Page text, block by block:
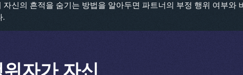
자신의 흔적을 숨기는 방법을 알아두면 파트너의 부정 행위 여부와
.
자가 자신